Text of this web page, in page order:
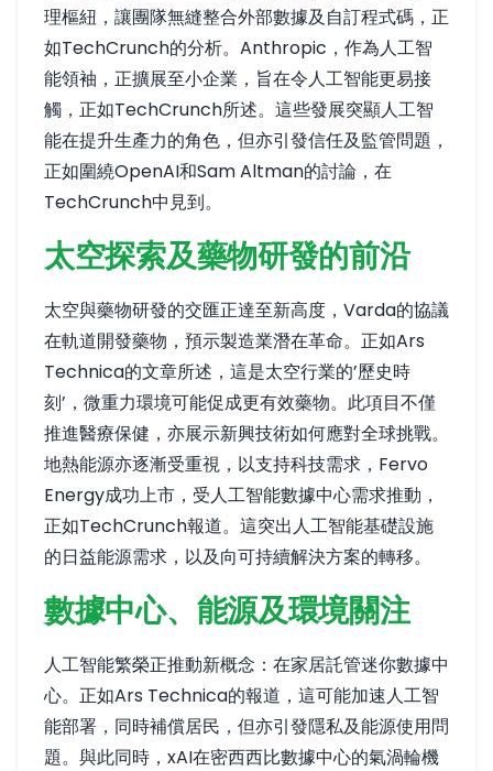
理樞紐，讓團隊無縫整合外部數據及自訂程式碼，正
如TechCrunch的分析。Anthropic，作為人工智
能領袖，正擴展至小企業，旨在令人工智能更易接
觸，正如TechCrunch所述。這些發展突顯人工智
能在提升生產力的角色，但亦引發信任及監管問題，
正如圍繞OpenAI和Sam Altman的討論，在
TechCrunch中見到。
太空探索及藥物研發的前沿
太空與藥物研發的交匯正達至新高度，Varda的協議
在軌道開發藥物，預示製造業潛在革命。正如Ars
Technica的文章所述，這是太空行業的’歷史時
刻’，微重力環境可能促成更有效藥物。此項目不僅
推進醫療保健，亦展示新興技術如何應對全球挑戰。
地熱能源亦逐漸受重視，以支持科技需求，Fervo
Energy成功上市，受人工智能數據中心需求推動，
正如TechCrunch報道。這突出人工智能基礎設施
的日益能源需求，以及向可持續解決方案的轉移。
數據中心、能源及環境關注
人工智能繁榮正推動新概念：在家居託管迷你數據中
心。正如Ars Technica的報道 ，這可能加速人工智
能部署，同時補償居民，但亦引發隱私及能源使用問
題。與此同時，xAI在密西西比數據中心的氣渦輪機